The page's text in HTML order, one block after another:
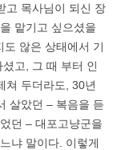
고 목사님이 되신 장
맡기고 싶으셨을
않은 상태에서 기
고, 그 때 부터 인
쳐 두더라도, 30년
살았던 – 복음을 듣
던 – 대포고냥군을
냐 말이다. 이렇게